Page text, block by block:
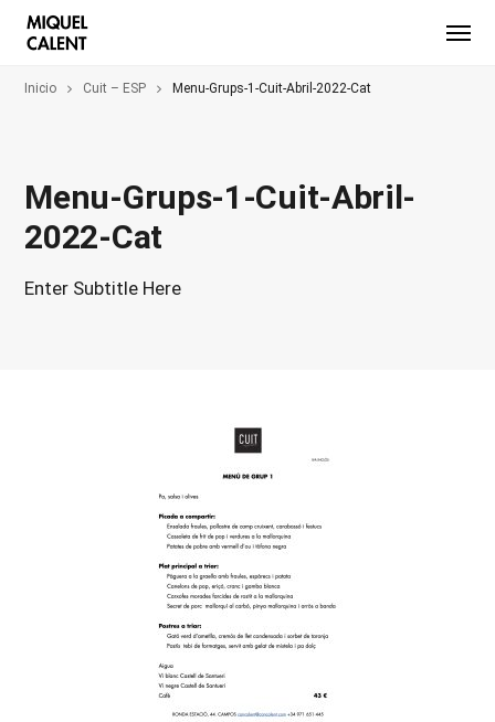
Inicio Cuit – ESP Menu-Grups-1-Cuit-Abril-2022-Cat
Menu-Grups-1-Cuit-Abril-
2022-Cat
Enter Subtitle Here